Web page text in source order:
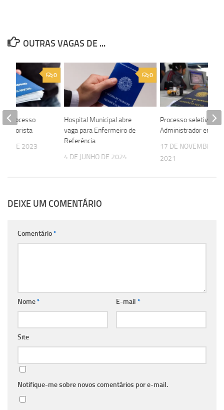
OUTRAS VAGAS DE ...
0
Hospital Municipal abre
vaga para Enfermeiro de
Referência
4 DE JUNHO DE 2024
Processo seletivo
Administrador em
17 DE NOVEMBRO
2021
0
processo
Colorista
DE 2023
DEIXE UM COMENTÁRIO
Comentário*
Nome* E-mail *
Site
Notifique-me sobre novos comentários por e-mail.